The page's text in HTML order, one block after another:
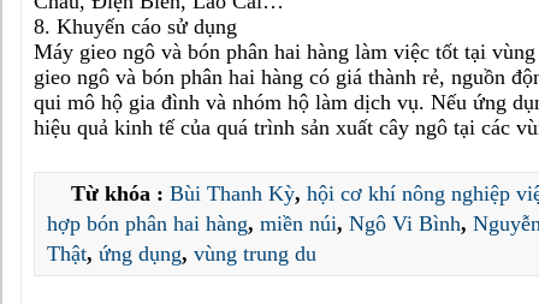
8. Khuyến cáo sử dụng
Máy gieo ngô và bón phân hai hàng làm việc tốt tại
gieo ngô và bón phân hai hàng có giá thành rẻ, nguồn
qui mô hộ gia đình và nhóm hộ làm dịch vụ. Nếu ứng
hiệu quả kinh tế của quá trình sản xuất cây ngô tại các
Từ khóa : Bùi Thanh Kỳ, hội cơ khí nông nghiệp
hợp bón phân hai hàng, miền núi, Ngô Vi Bình,
Thật, ứng dụng, vùng trung du